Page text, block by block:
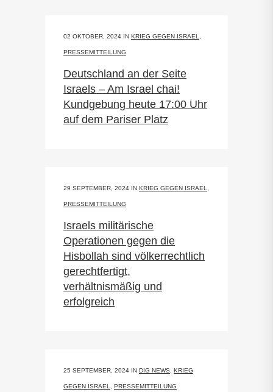
02 OKTOBER, 2024 IN KRIEG GEGEN ISRAEL
PRESSEMITTEILUNG
Deutschland an der Seite
Israels – Am Israel chai!
Kundgebung heute 17:00 Uhr
auf dem Pariser Platz
29 SEPTEMBER, 2024 IN KRIEG GEGEN ISRAEL
PRESSEMITTEILUNG
Israels militärische
Operationen gegen die
Hisbollah sind völkerrechtlich
gerechtfertigt,
verhältnismäßig und
erfolgreich
25 SEPTEMBER, 2024 IN DIG NEWS KRIEG
GEGEN ISRAEL PRESSEMITTEILUNG